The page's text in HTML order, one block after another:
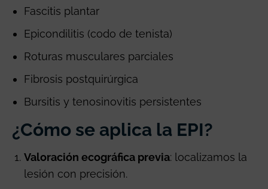
Fascitis plantar
Epicondilitis (codo de tenista)
Roturas musculares parciales
Fibrosis postquirúrgica
Bursitis y tenosinovitis persistentes
¿Cómo se aplica la EPI?
Valoración ecográfica previa: localizamos la
lesión con precisión.